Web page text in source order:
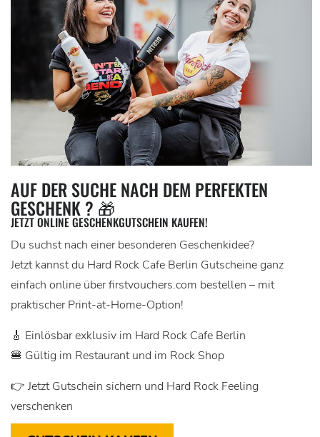
AUF DER SUCHE NACH DEM PERFEKTEN
GESCHENK ? 🎁
JETZT ONLINE GESCHENKGUTSCHEIN KAUFEN!
Du suchst nach einer besonderen Geschenkidee?
Jetzt kannst du Hard Rock Cafe Berlin Gutscheine ganz
einfach online über firstvouchers.com bestellen – mit
praktischer Print-at-Home-Option!
🎸 Einlösbar exklusiv im Hard Rock Cafe Berlin
🍔 Gültig im Restaurant und im Rock Shop
👉 Jetzt Gutschein sichern und Hard Rock Feeling
verschenken